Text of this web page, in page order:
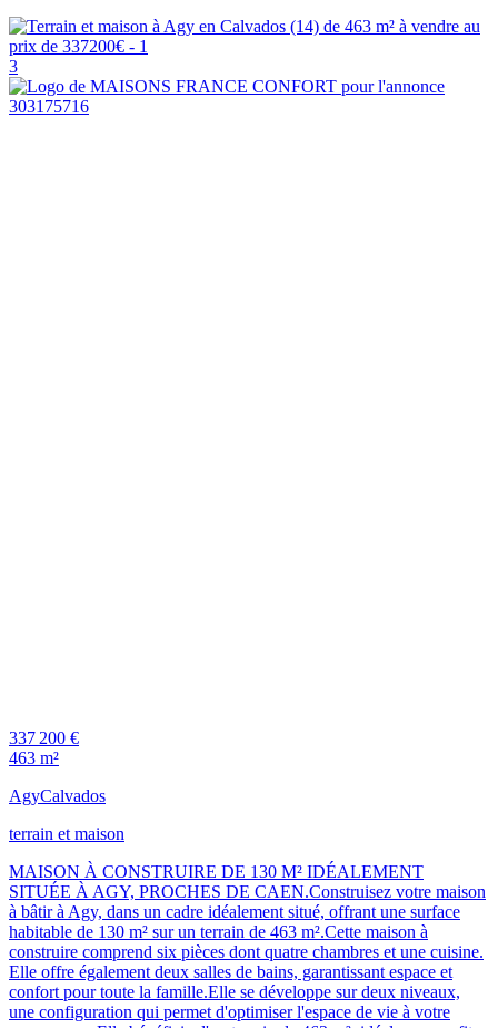
3
337 200 €
463 m²
AgyCalvados
terrain et maison
MAISON À CONSTRUIRE DE 130 M² IDÉALEMENT
SITUÉE À AGY, PROCHES DE CAEN.Construisez votre maison
à bâtir à Agy, dans un cadre idéalement situé, offrant une surface
habitable de 130 m² sur un terrain de 463 m².Cette maison à
construire comprend six pièces dont quatre chambres et une cuisine.
Elle offre également deux salles de bains, garantissant espace et
confort pour toute la famille.Elle se développe sur deux niveaux,
une configuration qui permet d'optimiser l'espace de vie à votre